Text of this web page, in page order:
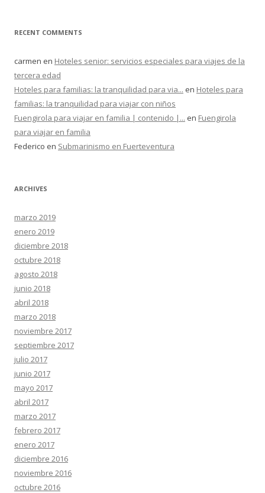
RECENT COMMENTS
carmen en Hoteles senior: servicios especiales para viajes de la
tercera edad
Hoteles para familias: la tranquilidad para via... en Hoteles para
familias: la tranquilidad para viajar con niños
Fuengirola para viajar en familia | contenido |... en Fuengirola
para viajar en familia
Federico en Submarinismo en Fuerteventura
ARCHIVES
marzo 2019
enero 2019
diciembre 2018
octubre 2018
agosto 2018
junio 2018
abril 2018
marzo 2018
noviembre 2017
septiembre 2017
julio 2017
junio 2017
mayo 2017
abril 2017
marzo 2017
febrero 2017
enero 2017
diciembre 2016
noviembre 2016
octubre 2016